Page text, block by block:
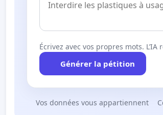
Écrivez avec vos propres mots.
Générer la pétition
Vos données vous appartiennent